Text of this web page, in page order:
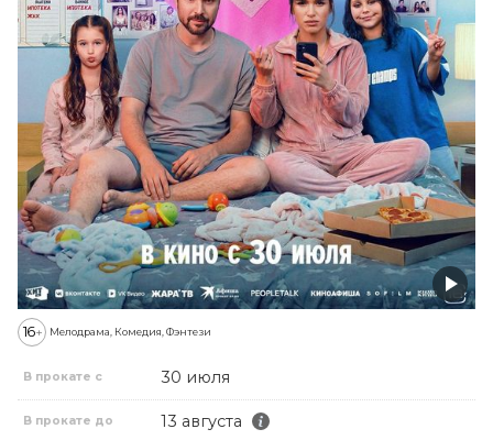
16+ Мелодрама, Комедия, Фэнтези
В прокате с 30 июля
В прокате до 13 августа